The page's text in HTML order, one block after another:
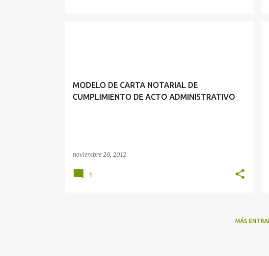
MODELO DE CARTA NOTARIAL DE
CUMPLIMIENTO DE ACTO ADMINISTRATIVO
noviembre 20, 2012
1
MÁS